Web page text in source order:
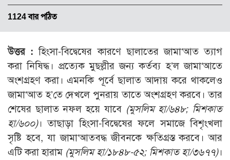
1124 বার পঠিত
উত্তর :হিংসা-বিদ্বেষের কারণে ছালাতের জামা‘আত ত্যাগ
করা নিষিদ্ধ। প্রত্যেক মুছল্লীর জন্য কর্তব্য হ’ল জামা‘আতে
অংশগ্রহণ করা। এমনকি পূর্বে ছালাত আদায় করে থাকলেও
জামা‘আত হ’তে দেখলে পুনরায় তাতে অংশগ্রহণ করবে। তার
শেষের ছালাত নফল হয়ে যাবে (মুসলিম হা/৬৪৮; মিশকাত
হা/৬০০)। তাছাড়া হিংসা-বিদ্বেষের ফলে সমাজে বিশৃংখলা
সৃষ্টি হবে, যা জামা‘আতবদ্ধ জীবনকে ক্ষতিগ্রস্ত করবে। আর
এটি করা হারাম (মুসলিম হা/১৮৪৮-৫২; মিশকাত হা/৩৬৭৭)।